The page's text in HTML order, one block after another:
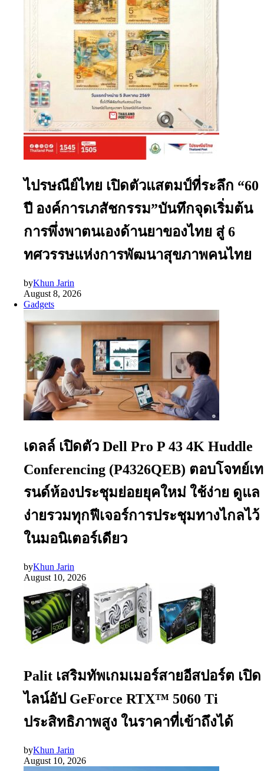
ไปรษณีย์ไทย เปิดตัวแสตมป์ที่ระลึก “60
ปี องค์การเภสัชกรรม”บันทึกจุดเริ่มต้น
การพึ่งพาตนเองด้านยาของไทย สู่ 6
ทศวรรษแห่งการพัฒนาสุขภาพคนไทย
byKhun Jarin
August 8, 2026
Gadgets
เดลล์ เปิดตัว Dell Pro P 43 4K Huddle
Conferencing (P4326QEB) ตอบโจทย์เท
รนด์ห้องประชุมย่อยยุคใหม่ ใช้ง่าย ดูแล
ง่ายรวมทุกฟีเจอร์การประชุมทางไกลไว้
ในมอนิเตอร์เดียว
byKhun Jarin
August 10, 2026
Palit เสริมทัพเกมเมอร์สายอีสปอร์ต เปิด
ไลน์อัป GeForce RTX™ 5060 Ti
ประสิทธิภาพสูง ในราคาที่เข้าถึงได้
byKhun Jarin
August 10, 2026